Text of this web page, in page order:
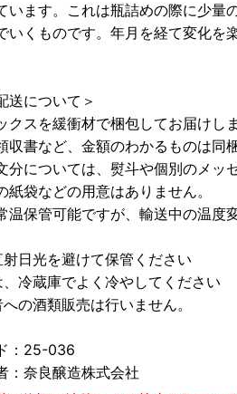
います。これは瓶詰めの際に少
いくものです。年月を経て変化を
送について＞
クスを緩衝材で梱包してお届けし
収書など、金額のわかるものは同
分については、熨斗や個別のメッ
紙袋などの用意はありません。
温保管可能ですが、輸送中の温度
日光を避けて保管ください
冷蔵庫でよく冷やしてください
の酒類販売は行いません。
：25-036
：奈良醸造株式会社